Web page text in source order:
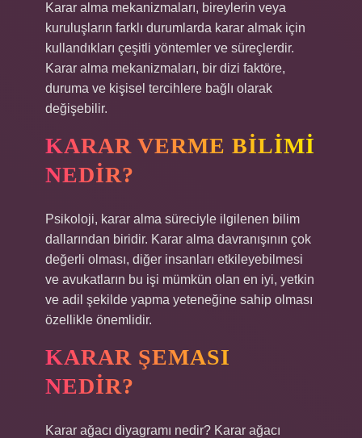
Karar alma mekanizmaları, bireylerin veya
kuruluşların farklı durumlarda karar almak için
kullandıkları çeşitli yöntemler ve süreçlerdir.
Karar alma mekanizmaları, bir dizi faktöre,
duruma ve kişisel tercihlere bağlı olarak
değişebilir.
KARAR VERME BILIMI
NEDIR?
Psikoloji, karar alma süreciyle ilgilenen bilim
dallarından biridir. Karar alma davranışının çok
değerli olması, diğer insanları etkileyebilmesi
ve avukatların bu işi mümkün olan en iyi, yetkin
ve adil şekilde yapma yeteneğine sahip olması
özellikle önemlidir.
KARAR ŞEMASI
NEDIR?
Karar ağacı diyagramı nedir? Karar ağacı